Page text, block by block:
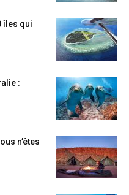
îles qui
:
n’êtes